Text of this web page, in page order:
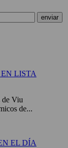
LISTA
de Viu
de...
EL DÍA